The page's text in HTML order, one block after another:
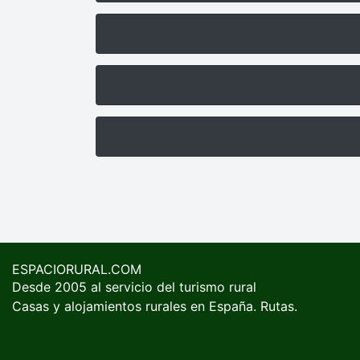
ESPACIORURAL.COM
Desde 2005 al servicio del turismo rural
Casas y alojamientos rurales en España. Rutas.